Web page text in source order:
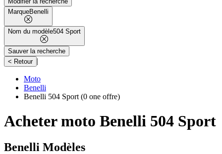
MarqueBenelli
Nom du modèle504 Sport
Sauver la recherche
< Retour |
Moto
Benelli
Benelli 504 Sport (0 one offre)
Acheter moto Benelli 504 Sport
Benelli Modèles